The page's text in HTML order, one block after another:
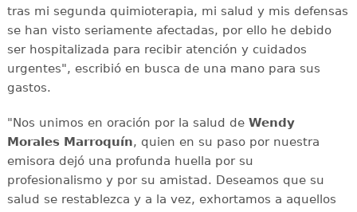
tras mi segunda quimioterapia, mi salud y mis defensas
se han visto seriamente afectadas, por ello he debido
ser hospitalizada para recibir atención y cuidados
urgentes", escribió en busca de una mano para sus
gastos.
"Nos unimos en oración por la salud de Wendy
Morales Marroquín, quien en su paso por nuestra
emisora dejó una profunda huella por su
profesionalismo y por su amistad. Deseamos que su
salud se restablezca y a la vez, exhortamos a aquellos